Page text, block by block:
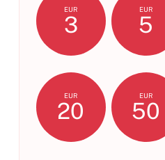
EUR
3
EUR
5
EUR
20
EUR
50